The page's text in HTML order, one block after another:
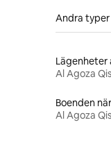
Andra
Lägenheter
Al Agoza
Boenden
Al Agoza